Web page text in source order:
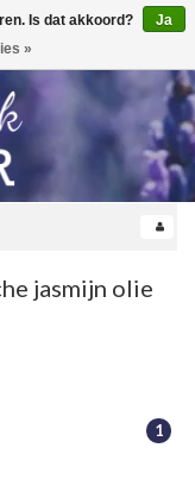
0
jasmijn olie
1
Is dat akkoord?
Ja
»